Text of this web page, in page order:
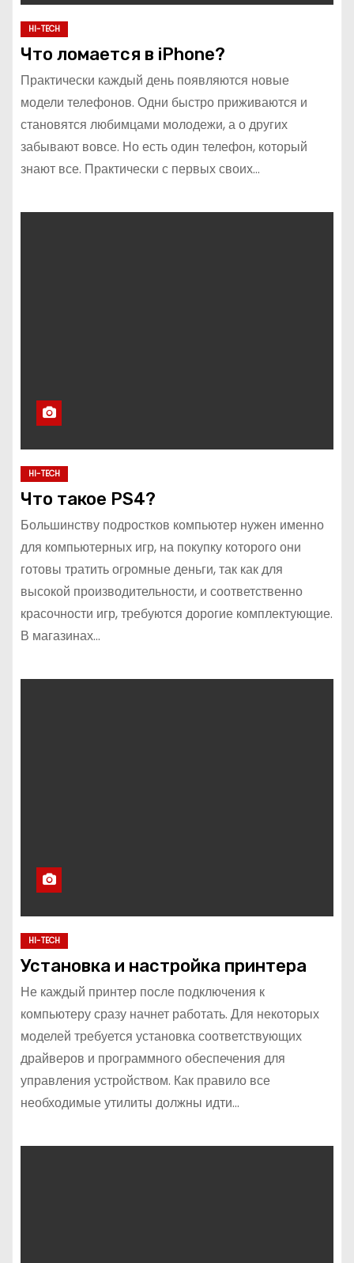
HI-TECH
Что ломается в iPhone?
Практически каждый день появляются новые
модели телефонов. Одни быстро приживаются и
становятся любимцами молодежи, а о других
забывают вовсе. Но есть один телефон, который
знают все. Практически с первых своих…
HI-TECH
Что такое PS4?
Большинству подростков компьютер нужен именно
для компьютерных игр, на покупку которого они
готовы тратить огромные деньги, так как для
высокой производительности, и соответственно
красочности игр, требуются дорогие комплектующие.
В магазинах…
HI-TECH
Установка и настройка принтера
Не каждый принтер после подключения к
компьютеру сразу начнет работать. Для некоторых
моделей требуется установка соответствующих
драйверов и программного обеспечения для
управления устройством. Как правило все
необходимые утилиты должны идти…